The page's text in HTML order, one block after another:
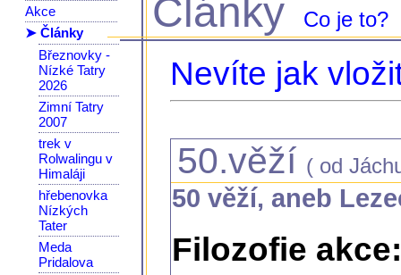
Akce
➤ Články
Březnovky -
Nízké Tatry
2026
Zimní Tatry
2007
trek v
Rolwalingu v
Himaláji
hřebenovka
Nízkých
Tater
Meda
Pridalova
Články Co je to?
Nevíte jak
50.věží ( od
50 věží, aneb
Filozofie akce: